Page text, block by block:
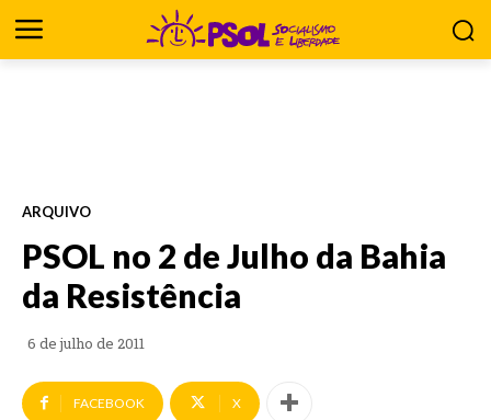
ARQUIVO
PSOL no 2 de Julho da Bahia
da Resistência
6 de julho de 2011
FACEBOOK X